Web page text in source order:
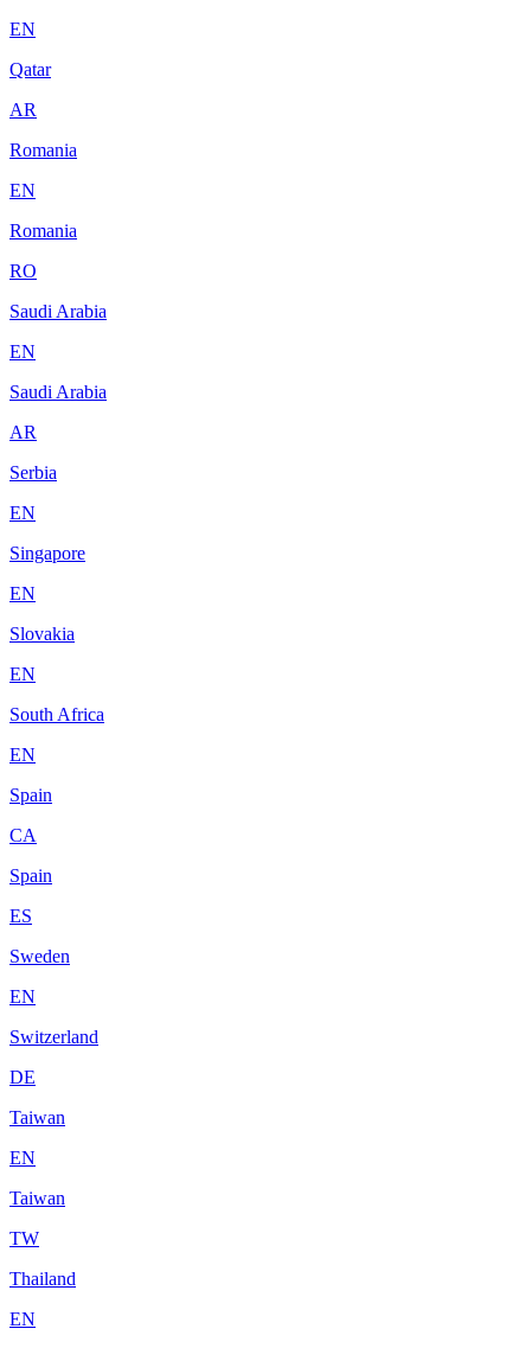
EN
Qatar
AR
Romania
EN
Romania
RO
Saudi Arabia
EN
Saudi Arabia
AR
Serbia
EN
Singapore
EN
Slovakia
EN
South Africa
EN
Spain
CA
Spain
ES
Sweden
EN
Switzerland
DE
Taiwan
EN
Taiwan
TW
Thailand
EN